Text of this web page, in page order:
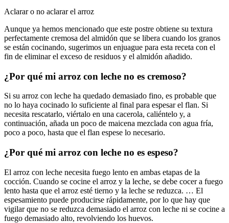
Aclarar o no aclarar el arroz
Aunque ya hemos mencionado que este postre obtiene su textura
perfectamente cremosa del almidón que se libera cuando los granos
se están cocinando, sugerimos un enjuague para esta receta con el
fin de eliminar el exceso de residuos y el almidón añadido.
¿Por qué mi arroz con leche no es cremoso?
Si su arroz con leche ha quedado demasiado fino, es probable que
no lo haya cocinado lo suficiente al final para espesar el flan. Si
necesita rescatarlo, viértalo en una cacerola, caliéntelo y, a
continuación, añada un poco de maicena mezclada con agua fría,
poco a poco, hasta que el flan espese lo necesario.
¿Por qué mi arroz con leche no es espeso?
El arroz con leche necesita fuego lento en ambas etapas de la
cocción. Cuando se cocine el arroz y la leche, se debe cocer a fuego
lento hasta que el arroz esté tierno y la leche se reduzca. … El
espesamiento puede producirse rápidamente, por lo que hay que
vigilar que no se reduzca demasiado el arroz con leche ni se cocine a
fuego demasiado alto, revolviendo los huevos.